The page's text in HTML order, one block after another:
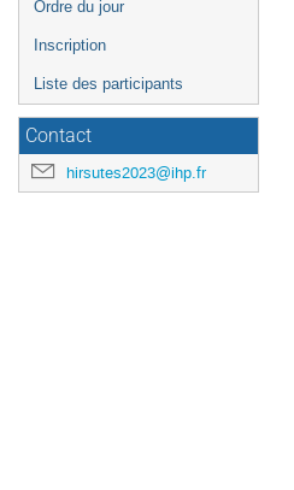
Ordre du jour
Inscription
Liste des participants
Contact
hirsutes2023@ihp.fr